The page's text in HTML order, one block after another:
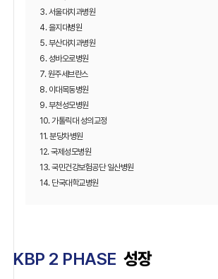
3. 서울대치과병원
4. 을지대병원
5. 부산대치과병원
6. 성바오로병원
7. 원주세브란스
8. 이대목동병원
9. 부천성모병원
10. 가톨릭대 성의교정
11. 분당차병원
12. 국제성모병원
13. 국민건강보험공단 일산병원
14. 단국대학교병원
KBP 2 PHASE 성장